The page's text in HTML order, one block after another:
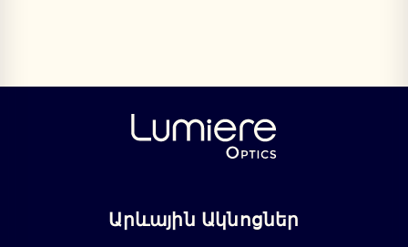
Արևային Ակնոցներ